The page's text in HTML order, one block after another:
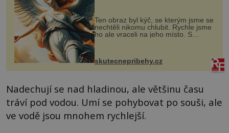
Ten obraz byl kýč, se kterým jsme se
nechtěli nikomu chlubit. Rychle jsme
ho ale vraceli na jeho místo. S
manželem Vaškem jsme si pořídili
chaloupku, takový domek na severu
Čech, kde jsme si naplánova...
skutecnepribehy.cz
Nadechují se nad hladinou, ale většinu času
tráví pod vodou. Umí se pohybovat po souši, ale
ve vodě jsou mnohem rychlejší.